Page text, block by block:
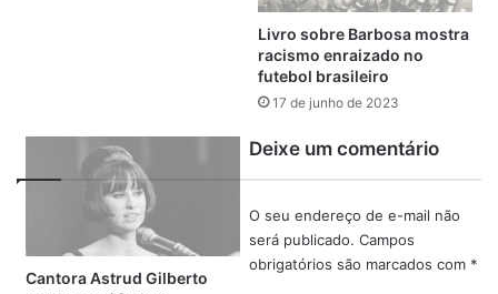
7- Lieke Martens – Holanda – 1,2 milhão
8- Asisat Oshoala – Nigéria – 951 mil
10- Sakina KArchaoui – França – 722 mil
Ada Hegerberg Alex Morgan Alexia Putellas Alisha
Lehmann Asisat Oshoala Copa do Mundo Feminina
Livro sobre Barbosa mostra
racismo enraizado no
futebol brasileiro
17 de junho de 2023
Cantora Astrud Gilberto
Deixe um comentário
O seu endereço de e-mail não
será publicado. Campos
obrigatórios são marcados com *